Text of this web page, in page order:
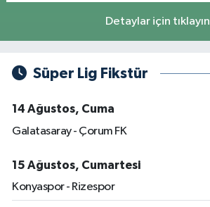
Detaylar için tıklayın
Süper Lig Fikstür
14 Ağustos, Cuma
Galatasaray - Çorum FK
15 Ağustos, Cumartesi
Konyaspor - Rizespor